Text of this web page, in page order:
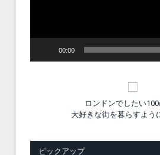
00:00
ロンドンでしたい100
大好きな街を暮らすよう
ピックアップ